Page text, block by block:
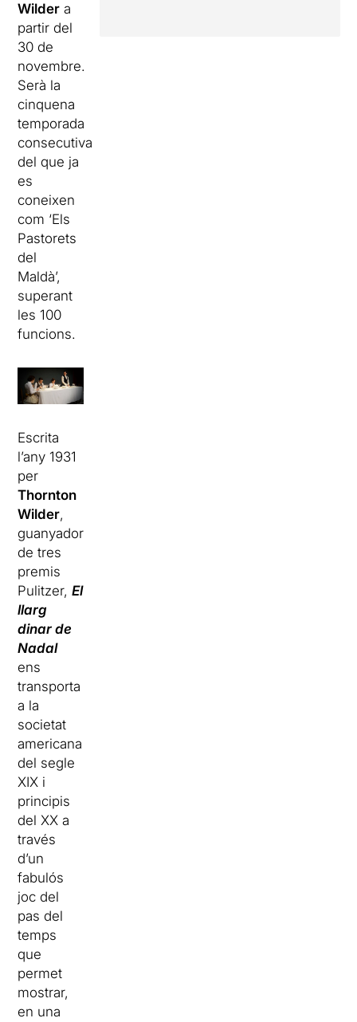
Wilder a
partir del
30 de
novembre.
Serà la
cinquena
temporada
consecutiva
del que ja
es
coneixen
com ‘Els
Pastorets
del
Maldà’,
superant
les 100
funcions.
Escrita
l’any 1931
per
Thornton
Wilder,
guanyador
de tres
premis
Pulitzer,El
llarg
dinar de
Nadal
ens
transporta
a la
societat
americana
del segle
XIX i
principis
del XX a
través
d’un
fabulós
joc del
pas del
temps
que
permet
mostrar,
en una